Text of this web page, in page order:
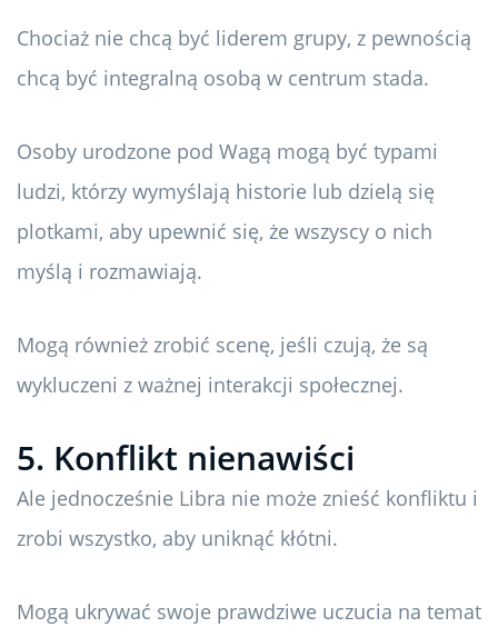
Chociaż nie chcą być liderem grupy, z pewnością
chcą być integralną osobą w centrum stada.
Osoby urodzone pod Wagą mogą być typami
ludzi, którzy wymyślają historie lub dzielą się
plotkami, aby upewnić się, że wszyscy o nich
myślą i rozmawiają.
Mogą również zrobić scenę, jeśli czują, że są
wykluczeni z ważnej interakcji społecznej.
5. Konflikt nienawiści
Ale jednocześnie Libra nie może znieść konfliktu i
zrobi wszystko, aby uniknąć kłótni.
Mogą ukrywać swoje prawdziwe uczucia na temat